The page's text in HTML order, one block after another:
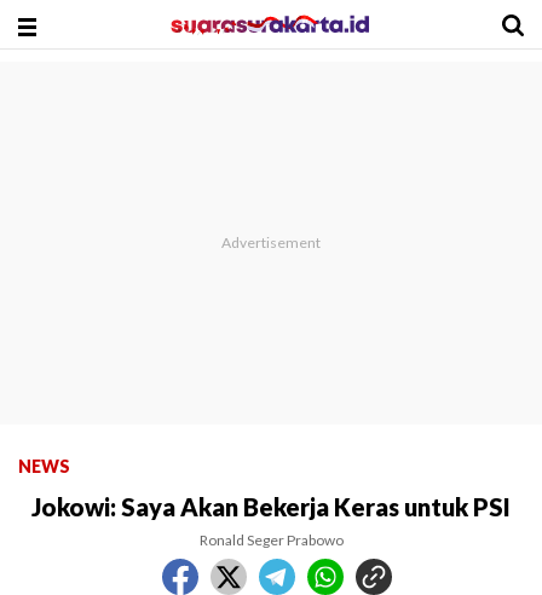
NEWS
Jokowi: Saya Akan Bekerja Keras untuk PSI
Ronald Seger Prabowo